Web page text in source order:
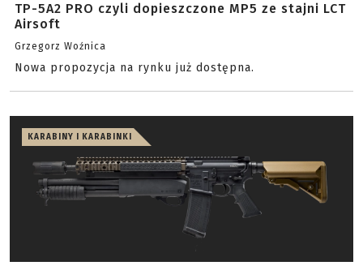
TP-5A2 PRO czyli dopieszczone MP5 ze stajni LCT
Airsoft
Grzegorz Woźnica
Nowa propozycja na rynku już dostępna.
KARABINY I KARABINKI